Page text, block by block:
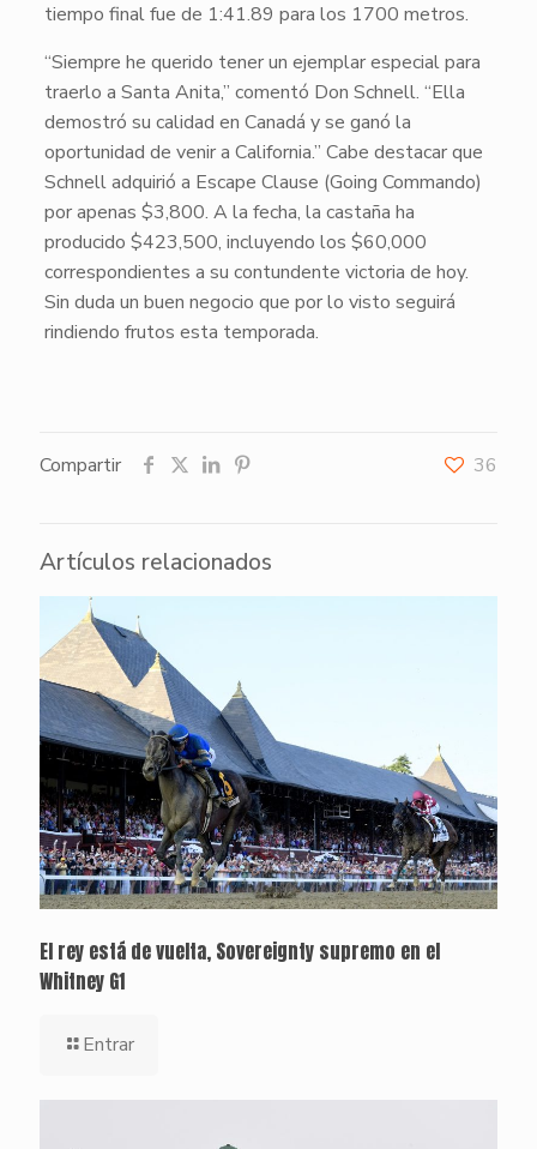
tiempo final fue de 1:41.89 para los 1700 metros.
“Siempre he querido tener un ejemplar especial para
traerlo a Santa Anita,” comentó Don Schnell. “Ella
demostró su calidad en Canadá y se ganó la
oportunidad de venir a California.” Cabe destacar que
Schnelladquirió a Escape Clause (Going Commando)
por apenas $3,800. A la fecha, la castaña ha
producido $423,500, incluyendo los $60,000
correspondientes a su contundente victoria de hoy.
Sin duda un buen negocio que por lo visto seguirá
rindiendo frutos esta temporada.
Compartir 36
Artículos relacionados
El rey está de vuelta, Sovereignty supremo en el
Whitney G1
Entrar